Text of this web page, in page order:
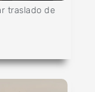
traslado de